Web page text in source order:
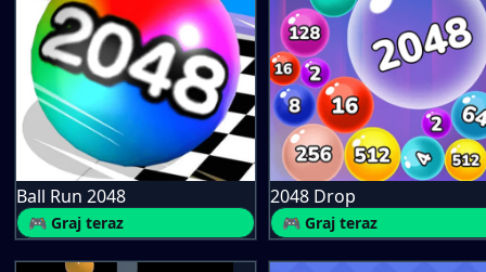
Ball Run 2048
🎮 Graj teraz
2048 Drop
🎮 Graj teraz